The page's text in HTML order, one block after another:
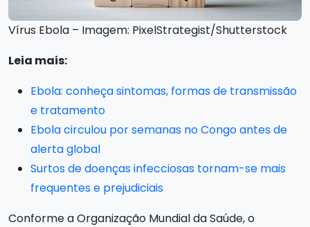
Vírus Ebola – Imagem: PixelStrategist/Shutterstock
Leia mais:
Ebola: conheça sintomas, formas de transmissão
e tratamento
Ebola circulou por semanas no Congo antes de
alerta global
Surtos de doenças infecciosas tornam-se mais
frequentes e prejudiciais
Conforme a Organização Mundial da Saúde, o